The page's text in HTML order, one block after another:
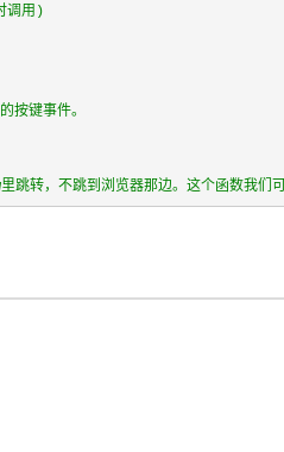
调用)
按键事件。
转，不跳到浏览器那边。这个函数我